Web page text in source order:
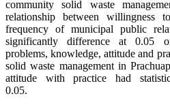
community solid waste
relationship between willingness
frequency of municipal public
significantly difference at 0.05
problems, knowledge, attitude and
solid waste management in
attitude with practice had
0.05.